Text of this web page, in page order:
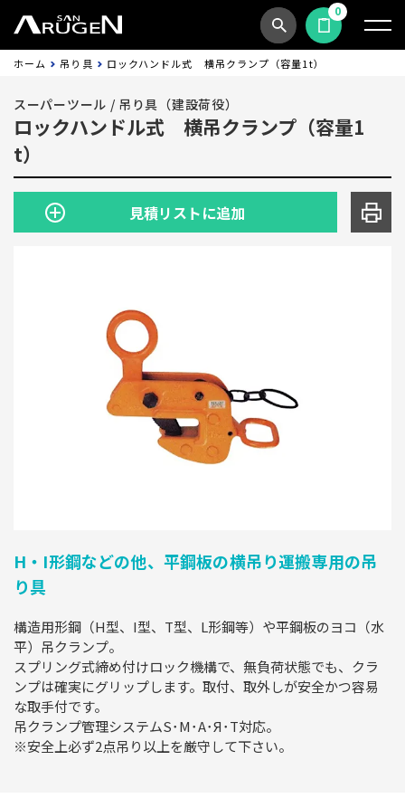
商品検索見積依頼する
0
ホーム 吊り具 ロックハンドル式 横吊クランプ（容量1t）
スーパーツール / 吊り具（建設荷役）
ロックハンドル式 横吊クランプ（容量1
t）
見積リストに追加
H・I形鋼などの他、平鋼板の横吊り運搬専用の吊
り具
構造用形鋼（H型、I型、T型、L形鋼等）や平鋼板のヨコ（水
平）吊クランプ。
スプリング式締め付けロック機構で、無負荷状態でも、クラ
ンプは確実にグリップします。取付、取外しが安全かつ容易
な取手付です。
吊クランプ管理システムS･M･A･Я･T対応。
※安全上必ず2点吊り以上を厳守して下さい。